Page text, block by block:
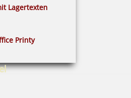
Lagertexten
Printy
€